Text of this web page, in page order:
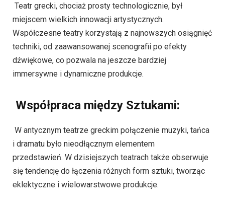
Teatr grecki, chociaż prosty technologicznie, był
miejscem wielkich innowacji artystycznych.
Współczesne teatry korzystają z najnowszych osiągnięć
techniki, od zaawansowanej scenografii po efekty
dźwiękowe, co pozwala na jeszcze bardziej
immersywne i dynamiczne produkcje.
Współpraca między Sztukami:
W antycznym teatrze greckim połączenie muzyki, tańca
i dramatu było nieodłącznym elementem
przedstawień. W dzisiejszych teatrach także obserwuje
się tendencję do łączenia różnych form sztuki, tworząc
eklektyczne i wielowarstwowe produkcje.